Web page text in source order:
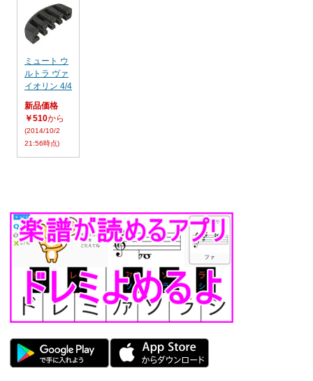
ミュート ウ
ルトラ ヴァ
イオリン 4/4
新品価格
￥510から
(2014/10/2
21:56時点)